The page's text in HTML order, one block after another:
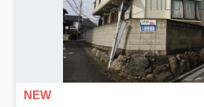
NEW